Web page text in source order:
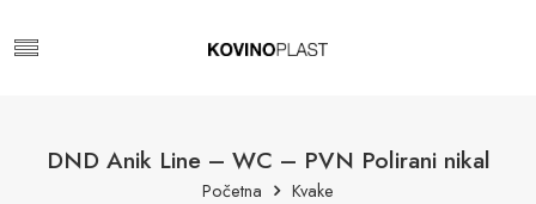
DND Anik Line – WC – PVN Polirani nikal
Početna Kvake